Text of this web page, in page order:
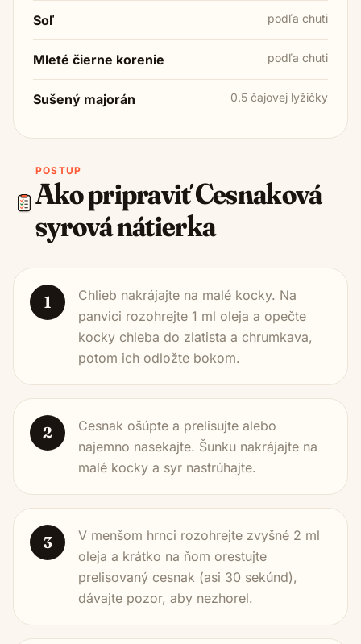
Soľ podľa chuti
Mleté čierne korenie podľa chuti
Sušený majorán 0.5 čajovej lyžičky
POSTUP
Ako pripraviťCesnaková
syrová nátierka
1
Chlieb nakrájajte na malé kocky. Na
panvici rozohrejte 1 ml oleja a opečte
kocky chleba do zlatista a chrumkava,
potom ich odložte bokom.
2
Cesnak ošúpte a prelisujte alebo
najemno nasekajte. Šunku nakrájajte na
malé kocky a syr nastrúhajte.
3
V menšom hrnci rozohrejte zvyšné 2 ml
oleja a krátko na ňom orestujte
prelisovaný cesnak (asi 30 sekúnd),
dávajte pozor, aby nezhorel.